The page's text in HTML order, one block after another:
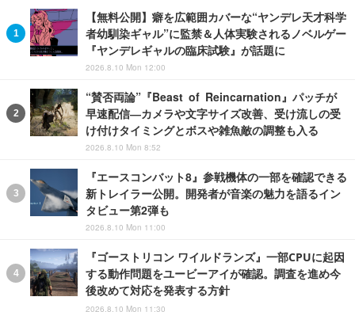
【無料公開】癖を広範囲カバーな“ヤンデレ天才科学
者幼馴染ギャル”に監禁＆人体実験されるノベルゲー
『ヤンデレギャルの臨床試験』が話題に
2026.8.10 Mon 12:00
“賛否両論”『Beast of Reincarnation』パッチが
早速配信―カメラや文字サイズ改善、受け流しの受
け付けタイミングとボスや雑魚敵の調整も入る
2026.8.10 Mon 8:52
『エースコンバット8』参戦機体の一部を確認できる
新トレイラー公開。開発者が音楽の魅力を語るイン
タビュー第2弾も
2026.8.10 Mon 11:00
『ゴーストリコン ワイルドランズ』一部CPUに起因
する動作問題をユービーアイが確認。調査を進め今
後改めて対応を発表する方針
2026.8.10 Mon 11:30